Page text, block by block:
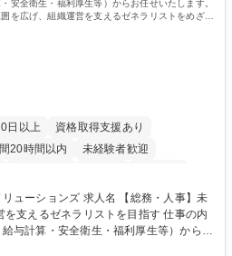
安全衛生・福利厚生等）からお任せいたします。
を広げ、組織運営を支えるゼネラリストをめざせ
日以上
資格取得支援あり
20時間以内
未経験者歓迎
交通費支給 土日祝休み 寮・社宅あり
人名 【総務・人事】未
るゼネラリストを目指す 仕事の内
与計算・安全衛生・福利厚生等）からお
用・教育業務へ守備範囲を広げ、組織運